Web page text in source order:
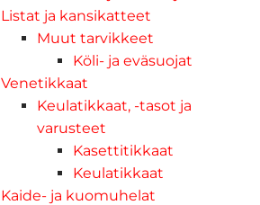
Listat ja kansikatteet
Muut tarvikkeet
Köli- ja eväsuojat
Venetikkaat
Keulatikkaat, -tasot ja
varusteet
Kasettitikkaat
Keulatikkaat
Kaide- ja kuomuhelat